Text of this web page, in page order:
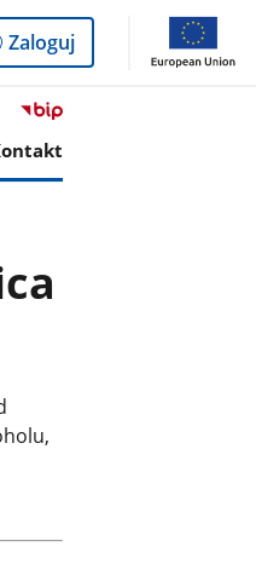
Logowanie
do
panelu
Zaloguj
Przejdź
serwisu
Biuletyn
Rokietnica